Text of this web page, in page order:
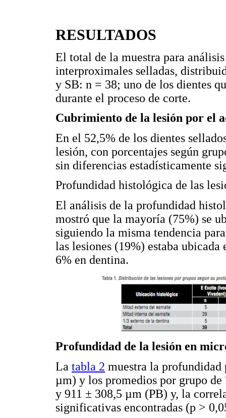
RESULTADOS
El total de la muestra para
interproximales selladas,
y SB: n = 38; uno de los dientes
durante el proceso de corte.
Cubrimiento de la lesión por el
En el 52,5% de los dientes
lesión, con porcentajes según
sin diferencias estadísticamente
Profundidad histológica de las
El análisis de la profundidad
mostró que la mayoría (75%) se
siguiendo la misma tendencia
las lesiones (19%) estaba
6% en dentina.
Profundidad de la lesión en
La tabla 2 muestra la profundidad
µm) y los promedios por grupo
y 911 ± 308,5 µm (PB) y, la
significativas encontradas (p >